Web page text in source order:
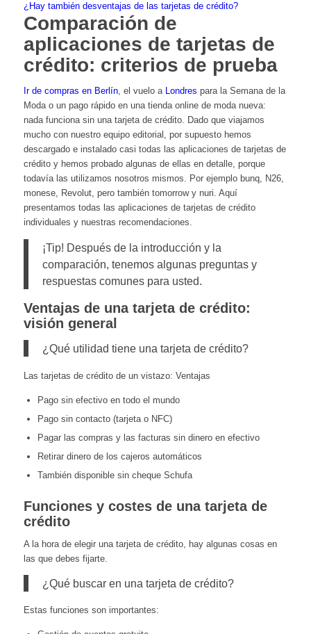
¿Hay también desventajas de las tarjetas de crédito?
Comparación de
aplicaciones de tarjetas de
crédito: criterios de prueba
Ir de compras en Berlín, el vuelo a Londres para la Semana de la
Moda o un pago rápido en una tienda online de moda nueva:
nada funciona sin una tarjeta de crédito. Dado que viajamos
mucho con nuestro equipo editorial, por supuesto hemos
descargado e instalado casi todas las aplicaciones de tarjetas de
crédito y hemos probado algunas de ellas en detalle, porque
todavía las utilizamos nosotros mismos. Por ejemplo bunq, N26,
monese, Revolut, pero también tomorrow y nuri. Aquí
presentamos todas las aplicaciones de tarjetas de crédito
individuales y nuestras recomendaciones.
¡Tip! Después de la introducción y la
comparación, tenemos algunas preguntas y
respuestas comunes para usted.
Ventajas de una tarjeta de crédito:
visión general
¿Qué utilidad tiene una tarjeta de crédito?
Las tarjetas de crédito de un vistazo: Ventajas
Pago sin efectivo en todo el mundo
Pago sin contacto (tarjeta o NFC)
Pagar las compras y las facturas sin dinero en efectivo
Retirar dinero de los cajeros automáticos
También disponible sin cheque Schufa
Funciones y costes de una tarjeta de
crédito
A la hora de elegir una tarjeta de crédito, hay algunas cosas en
las que debes fijarte.
¿Qué buscar en una tarjeta de crédito?
Estas funciones son importantes: